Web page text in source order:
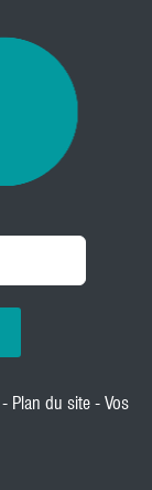
- Plan du site - Vos